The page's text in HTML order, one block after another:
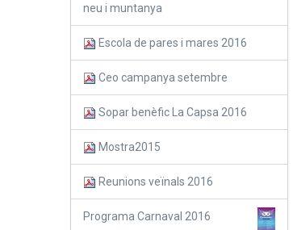
neu i muntanya
Escola de pares i mares 2016
Ceo campanya setembre
Sopar benèfic La Capsa 2016
Mostra2015
Reunions veïnals 2016
Programa Carnaval 2016